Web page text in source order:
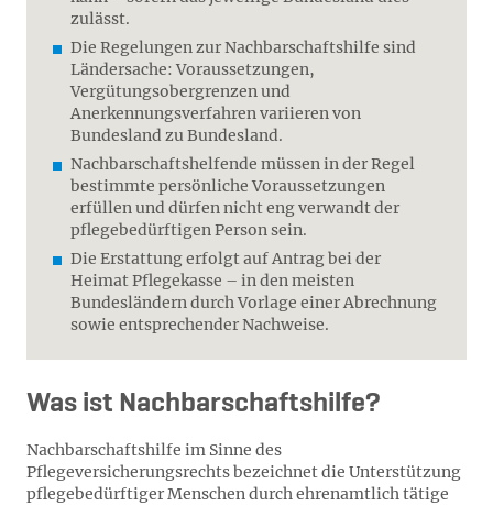
zulässt.
Die Regelungen zur Nachbarschaftshilfe sind
Ländersache: Voraussetzungen,
Vergütungsobergrenzen und
Anerkennungsverfahren variieren von
Bundesland zu Bundesland.
Nachbarschaftshelfende müssen in der Regel
bestimmte persönliche Voraussetzungen
erfüllen und dürfen nicht eng verwandt der
pflegebedürftigen Person sein.
Die Erstattung erfolgt auf Antrag bei der
Heimat Pflegekasse – in den meisten
Bundesländern durch Vorlage einer Abrechnung
sowie entsprechender Nachweise.
Was ist Nachbarschaftshilfe?
Nachbarschaftshilfe im Sinne des
Pflegeversicherungsrechts bezeichnet die Unterstützung
pflegebedürftiger Menschen durch ehrenamtlich tätige